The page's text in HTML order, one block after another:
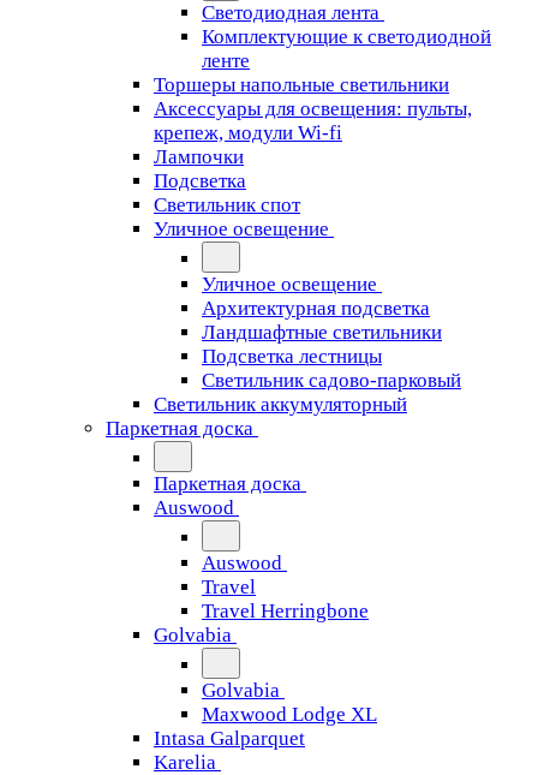
Светодиодная лента
Комплектующие к светодиодной
ленте
Торшеры напольные светильники
Аксессуары для освещения: пульты,
крепеж, модули Wi-fi
Лампочки
Подсветка
Светильник спот
Уличное освещение
Уличное освещение
Архитектурная подсветка
Ландшафтные светильники
Подсветка лестницы
Светильник садово-парковый
Светильник аккумуляторный
Паркетная доска
Паркетная доска
Auswood
Auswood
Travel
Travel Herringbone
Golvabia
Golvabia
Maxwood Lodge XL
Intasa Galparquet
Karelia